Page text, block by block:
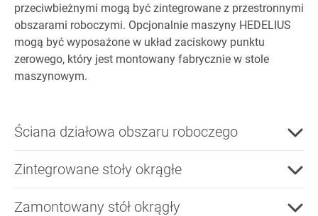
przeciwbieżnymi mogą być zintegrowane z przestronnymi
obszarami roboczymi. Opcjonalnie maszyny HEDELIUS
mogą być wyposażone w układ zaciskowy punktu
zerowego, który jest montowany fabrycznie w stole
maszynowym.
Ściana działowa obszaru roboczego
Zintegrowane stoły okrągłe
Zamontowany stół okrągły